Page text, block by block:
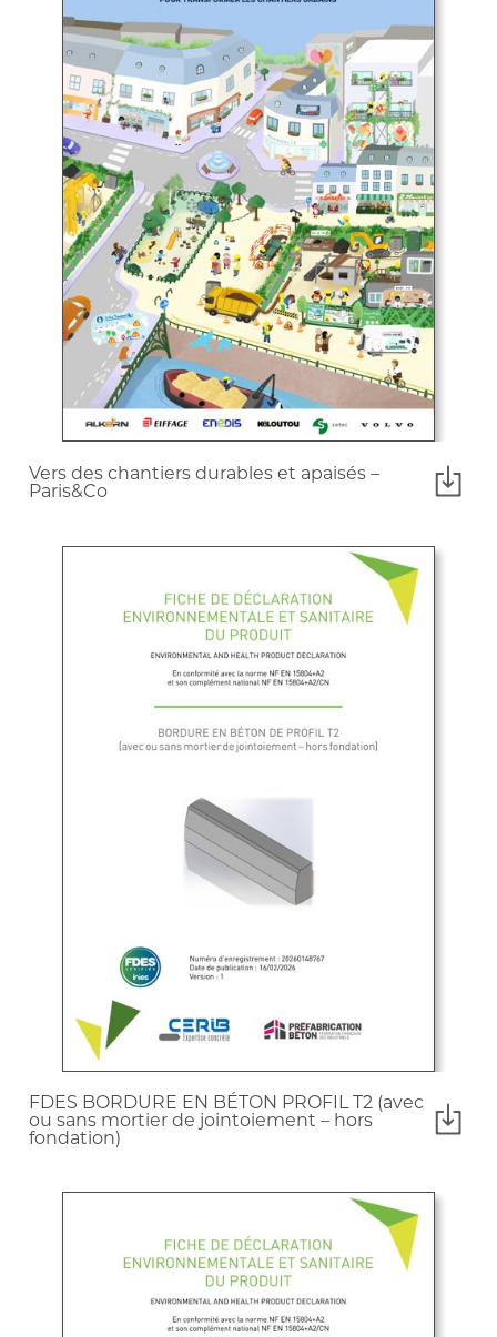
Vers des chantiers durables et apaisés –
Paris&Co
FDES BORDURE EN BÉTON PROFIL T2 (avec
ou sans mortier de jointoiement – hors
fondation)